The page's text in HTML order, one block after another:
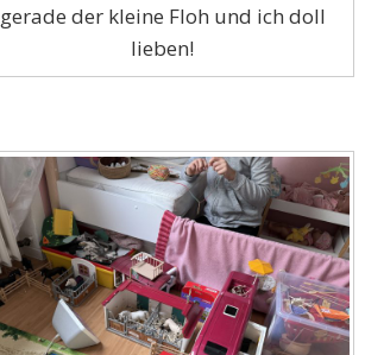
gerade der kleine Floh und ich doll
lieben!